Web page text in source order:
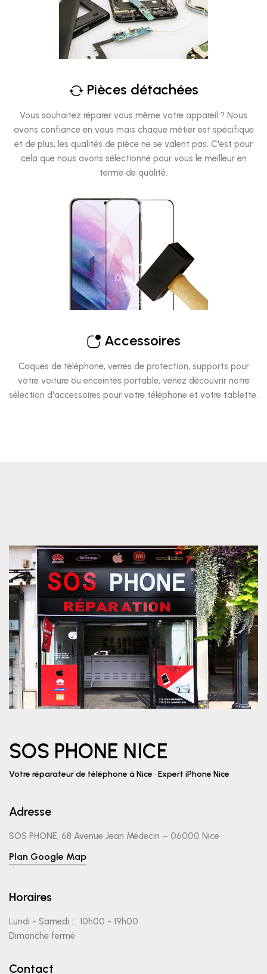
Pièces détachées
Vous souhaitez réparer vous même votre appareil ? Nous
avons confiance en vous mais chaque métier est spécifique
et de plus, les qualités de pièce ne se valent pas. C'est pour
cela que nous avons sélectionné pour vous le meilleur en
terme de qualité.
Accessoires
Coques de téléphone, verres de protection, supports pour
votre voiture ou enceintes portable, venez découvrir notre
sélection d'accessoires pour votre téléphone et votre tablette.
SOS PHONE NICE
Votre réparateur de téléphone à Nice • Expert iPhone Nice
Adresse
SOS PHONE, 68 Avenue Jean Médecin – 06000 Nice
Plan Google Map
Horaires
Lundi - Samedi :
10h00 - 19h00
Dimanche fermé
Contact